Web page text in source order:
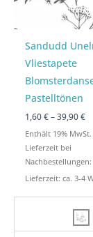
Sandudd
Vliestapete
Pastelltönen
1,60€ –39,90€
Enthält 19% MwSt.
Lieferzeit bei
Nachbestellungen:
Lieferzeit: ca. 3-4